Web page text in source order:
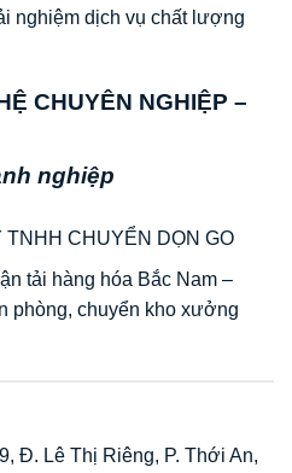
nghiệm dịch vụ chất lượng
CHUYÊN NGHIỆP –
nghiệp
TNHH CHUYỂN DỌN GO
tải hàng hóa Bắc Nam –
phòng, chuyển kho xưởng
Đ. Lê Thị Riêng, P. Thới An,